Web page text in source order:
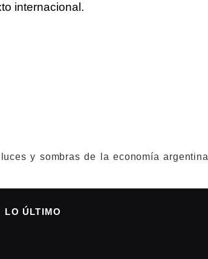
internacional.
y sombras de la economía argentina
LO ÚLTIMO